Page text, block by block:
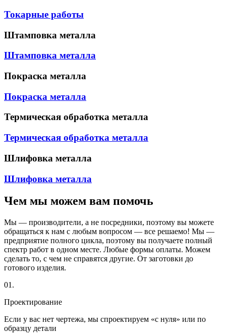
Токарные работы
Штамповка металла
Штамповка металла
Покраска металла
Покраска металла
Термическая обработка металла
Термическая обработка металла
Шлифовка металла
Шлифовка металла
Чем мы можем вам помочь
Мы — производители, а не посредники, поэтому вы можете
обращаться к нам с любым вопросом — все решаемо! Мы —
предприятие полного цикла, поэтому вы получаете полный
спектр работ в одном месте. Любые формы оплаты. Можем
сделать то, с чем не справятся другие. От заготовки до
готового изделия.
01.
Проектирование
Если у вас нет чертежа, мы спроектируем «с нуля» или по
образцу детали